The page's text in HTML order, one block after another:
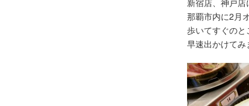
新宿店、神戸
那覇市内に2月
歩いてすぐのと
早速出かけてみ